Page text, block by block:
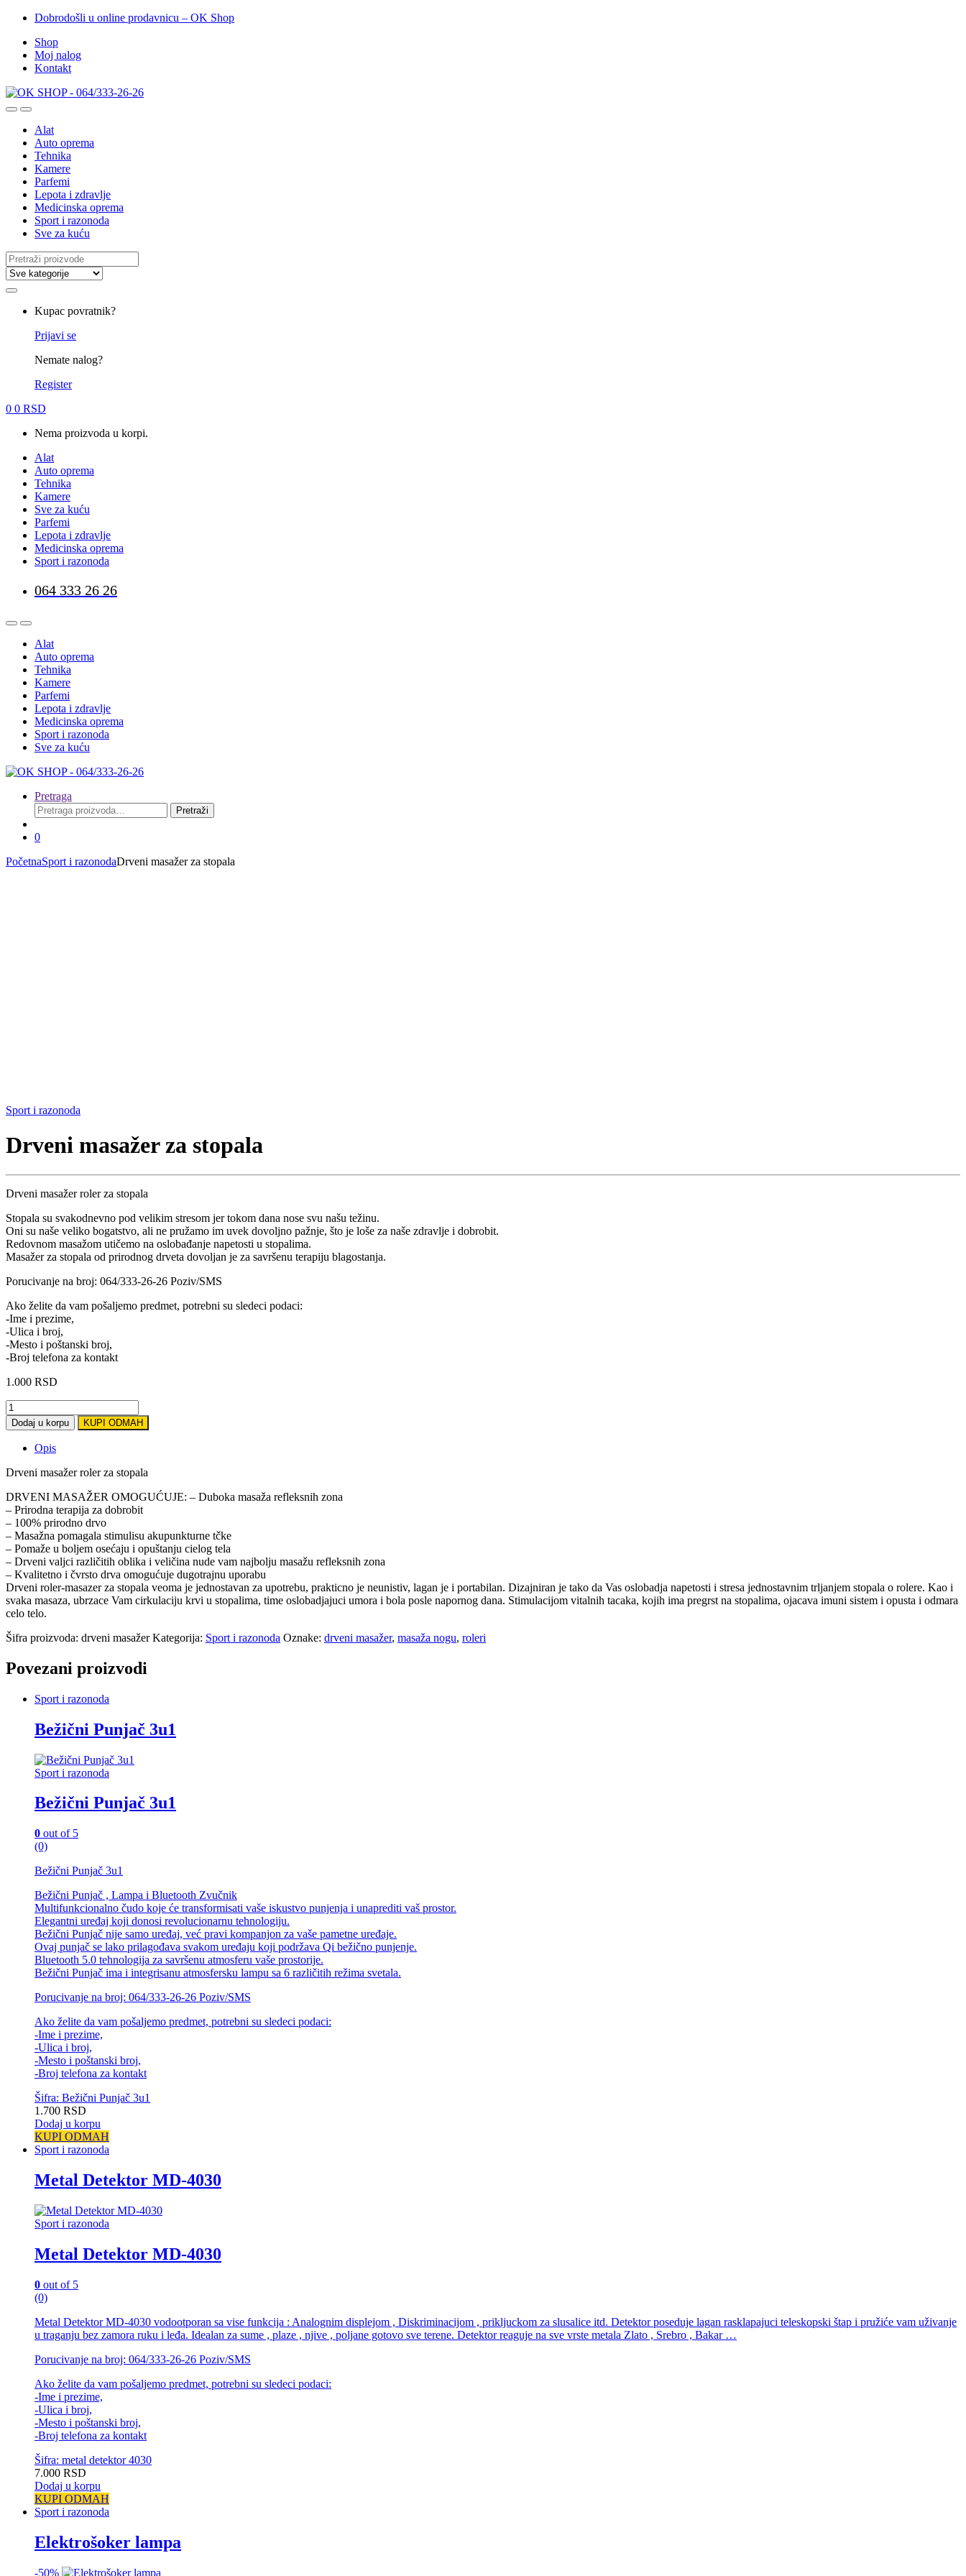
Dobrodošli u online prodavnicu – OK Shop
Shop
Moj nalog
Kontakt
Alat
Auto oprema
Tehnika
Kamere
Parfemi
Lepota i zdravlje
Medicinska oprema
Sport i razonoda
Sve za kuću
Search
for:
Kupac povratnik?
Prijavi se
Nemate nalog?
Register
0 0 RSD
Nema proizvoda u korpi.
Alat
Auto oprema
Tehnika
Kamere
Sve za kuću
Parfemi
Lepota i zdravlje
Medicinska oprema
Sport i razonoda
064 333 26 26
Alat
Auto oprema
Tehnika
Kamere
Parfemi
Lepota i zdravlje
Medicinska oprema
Sport i razonoda
Sve za kuću
Pretraga
Pretraga
za:
Pretraži
0
PočetnaSport i razonodaDrveni masažer za stopala
Sport i razonoda
Drveni masažer za stopala
Drveni masažer roler za stopala
Stopala su svakodnevno pod velikim stresom jer tokom dana nose svu našu težinu.
Oni su naše veliko bogatstvo, ali ne pružamo im uvek dovoljno pažnje, što je loše za naše zdravlje i dobrobit.
Redovnom masažom utičemo na oslobađanje napetosti u stopalima.
Masažer za stopala od prirodnog drveta dovoljan je za savršenu terapiju blagostanja.
Porucivanje na broj: 064/333-26-26 Poziv/SMS
Ako želite da vam pošaljemo predmet, potrebni su sledeci podaci:
-Ime i prezime,
-Ulica i broj,
-Mesto i poštanski broj,
-Broj telefona za kontakt
1.000 RSD
Drveni
masažer
za
stopala
quantity
Dodaj u korpu KUPI ODMAH
Opis
Drveni masažer roler za stopala
DRVENI MASAŽER OMOGUĆUJE: – Duboka masaža refleksnih zona
– Prirodna terapija za dobrobit
– 100% prirodno drvo
– Masažna pomagala stimulisu akupunkturne tčke
– Pomaže u boljem osećaju i opuštanju cielog tela
– Drveni valjci različitih oblika i veličina nude vam najbolju masažu refleksnih zona
– Kvalitetno i čvrsto drva omogućuje dugotrajnu uporabu
Drveni roler-masazer za stopala veoma je jednostavan za upotrebu, prakticno je neunistiv, lagan je i portabilan. Dizajniran je tako da Vas oslobadja napetosti i stresa jednostavnim trljanjem stopala o rolere. Kao i
svaka masaza, ubrzace Vam cirkulaciju krvi u stopalima, time oslobadjajuci umora i bola posle napornog dana. Stimulacijom vitalnih tacaka, kojih ima pregrst na stopalima, ojacava imuni sistem i opusta i odmara
celo telo.
Šifra proizvoda: drveni masažer Kategorija: Sport i razonoda Oznake: drveni masažer, masaža nogu, roleri
Povezani proizvodi
Sport i razonoda
Bežični Punjač 3u1
Sport i razonoda
Bežični Punjač 3u1
0 out of 5
(0)
Bežični Punjač 3u1
Bežični Punjač , Lampa i Bluetooth Zvučnik
Multifunkcionalno čudo koje će transformisati vaše iskustvo punjenja i unaprediti vaš prostor.
Elegantni uređaj koji donosi revolucionarnu tehnologiju.
Bežični Punjač nije samo uređaj, već pravi kompanjon za vaše pametne uređaje.
Ovaj punjač se lako prilagođava svakom uređaju koji podržava Qi bežično punjenje.
Bluetooth 5.0 tehnologija za savršenu atmosferu vaše prostorije.
Bežični Punjač ima i integrisanu atmosfersku lampu sa 6 različitih režima svetala.
Porucivanje na broj: 064/333-26-26 Poziv/SMS
Ako želite da vam pošaljemo predmet, potrebni su sledeci podaci:
-Ime i prezime,
-Ulica i broj,
-Mesto i poštanski broj,
-Broj telefona za kontakt
Šifra: Bežični Punjač 3u1
1.700 RSD
Dodaj u korpu
KUPI ODMAH
Sport i razonoda
Metal Detektor MD-4030
Sport i razonoda
Metal Detektor MD-4030
0 out of 5
(0)
Metal Detektor MD-4030 vodootporan sa vise funkcija : Analognim displejom , Diskriminacijom , prikljuckom za slusalice itd. Detektor poseduje lagan rasklapajuci teleskopski štap i pružiće vam uživanje
u traganju bez zamora ruku i leđa. Idealan za sume , plaze , njive , poljane gotovo sve terene. Detektor reaguje na sve vrste metala Zlato , Srebro , Bakar …
Porucivanje na broj: 064/333-26-26 Poziv/SMS
Ako želite da vam pošaljemo predmet, potrebni su sledeci podaci:
-Ime i prezime,
-Ulica i broj,
-Mesto i poštanski broj,
-Broj telefona za kontakt
Šifra: metal detektor 4030
7.000 RSD
Dodaj u korpu
KUPI ODMAH
Sport i razonoda
Elektrošoker lampa
-50%